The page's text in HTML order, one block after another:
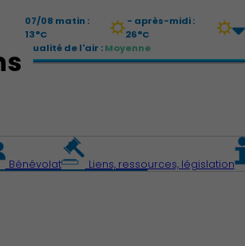
07/08 matin :
13°C
- après-midi :
26°C
Qualité de l'air :Moyenne
Bénévolat Liens, ressources, législation